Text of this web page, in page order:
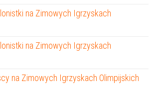
na Zimowych Igrzyskach
na Zimowych Igrzyskach
na Zimowych Igrzyskach Olimpijskich